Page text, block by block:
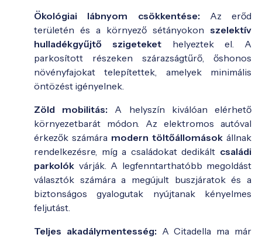
Ökológiai lábnyom csökkentése: Az erőd
területén és a környező sétányokon szelektív
hulladékgyűjtő szigeteket helyeztek el. A
parkosított részeken szárazságtűrő, őshonos
növényfajokat telepítettek, amelyek minimális
öntözést igényelnek.
Zöld mobilitás: A helyszín kiválóan elérhető
környezetbarát módon. Az elektromos autóval
érkezők számára modern töltőállomások állnak
rendelkezésre, míg a családokat dedikált családi
parkolók várják. A legfenntarthatóbb megoldást
választók számára a megújult buszjáratok és a
biztonságos gyalogutak nyújtanak kényelmes
feljutást.
Teljes akadálymentesség: A Citadella ma már